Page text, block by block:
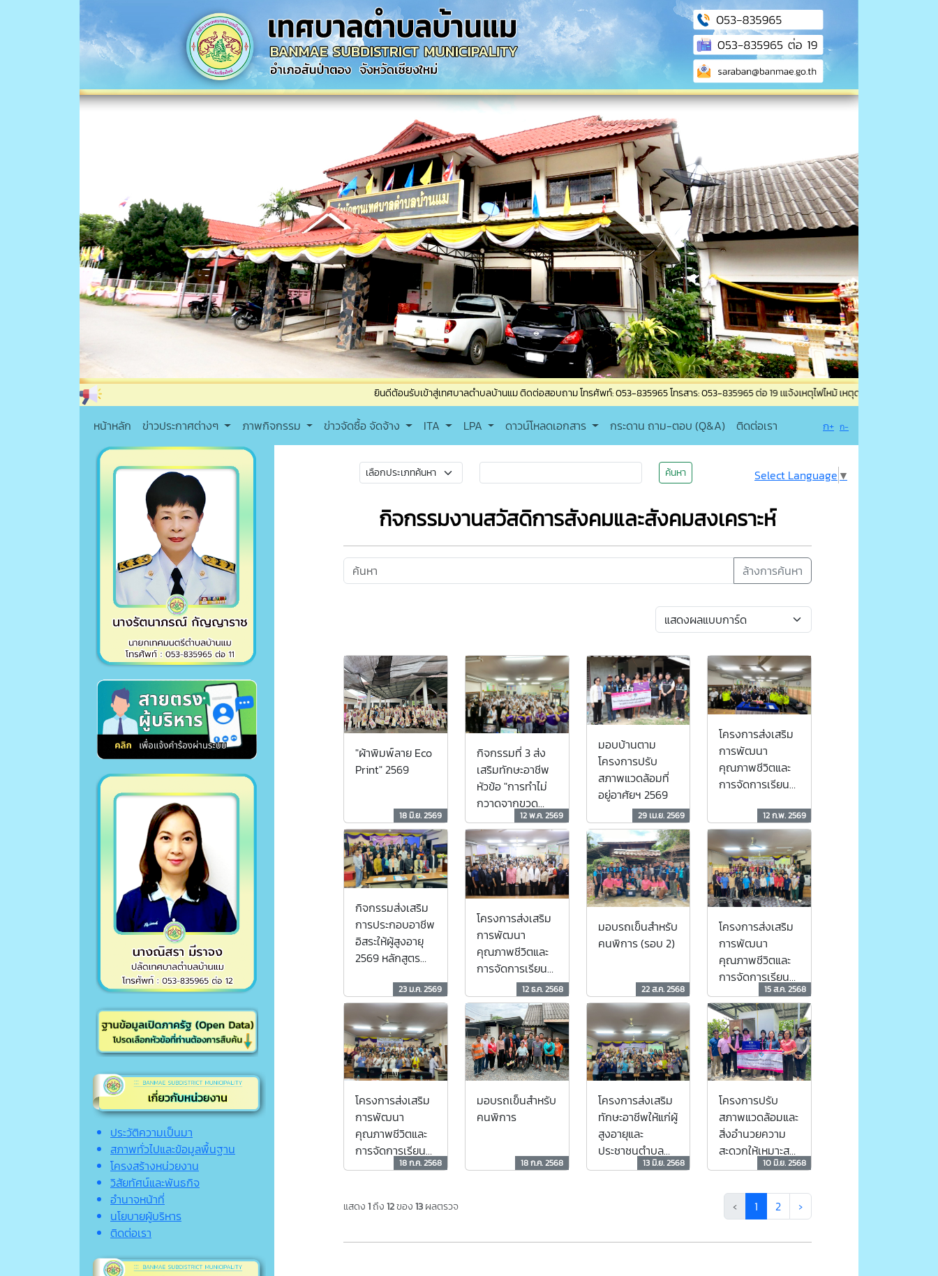
ยินดีต้อนรับเข้าสู่เทศบาลตำบลบ้านแม ติดต่อสอบถาม โทรศัพท์: 053-835965 โทรสาร: 053-835965 ต่อ 19 เแจ้งเหตุไฟไหม้ เหตุด่วน-เหตุร้าย โทร. 053-835205 หรื
หน้าหลัก ข่าวประกาศต่างๆ ภาพกิจกรรม ข่าวจัดซื้อ จัดจ้าง ITA LPA ดาวน์โหลดเอกสาร กระดาน ถาม-ตอบ (Q&A) ติดต่อเรา ก+ ก-
ประวัติความเป็นมา
สภาพทั่วไปและข้อมูลพื้นฐาน
โครงสร้างหน่วยงาน
วิสัยทัศน์และพันธกิจ
อำนาจหน้าที่
นโยบายผู้บริหาร
ติดต่อเรา
ค้นหา Select Language ▼
กิจกรรมงานสวัสดิการสังคมและสังคมสงเคราะห์
ล้างการค้นหา
"ผ้าพิมพ์ลาย Eco
Print" 2569
18 มิ.ย. 2569
กิจกรรมที่ 3 ส่ง
เสริมทักษะอาชีพ
หัวข้อ "การทำไม่
กวาดจากขวด
พลาสติก" รร.ผู้สูง
อายุ
12 พ.ค. 2569
มอบบ้านตาม
โครงการปรับ
สภาพแวดล้อมที่
อยู่อาศัยฯ 2569
29 เม.ย. 2569
โครงการส่งเสริม
การพัฒนา
คุณภาพชีวิตและ
การจัดการเรียนรู้
สูงอายุ กิจกรรมที่
2/2569
12 ก.พ. 2569
กิจกรรมส่งเสริม
การประกอบอาชีพ
อิสระให้ผู้สูงอายุ
2569 หลักสูตร
ถ่านไบโอชาร์"23 ม.ค. 2569
โครงการส่งเสริม
การพัฒนา
คุณภาพชีวิตและ
การจัดการเรียนรู้
ตลอดชีวิตของผู้
สูงอายุ กิจกรรมที่
1/2569
12 ธ.ค. 2568
มอบรถเข็นสำหรับ
คนพิการ (รอบ 2)
22 ส.ค. 2568
โครงการส่งเสริม
การพัฒนา
คุณภาพชีวิตและ
การจัดการเรียนรู้
ตลอดชีวิตของผู้
สูงอายุ 2568 ครั้ง
ที่ 4
15 ส.ค. 2568
โครงการส่งเสริม
การพัฒนา
คุณภาพชีวิตและ
การจัดการเรียนรู้
ตลอดชีวิตของผู้
การดูแลสุขภาพ
18 ก.ค. 2568
มอบรถเข็นสำหรับ
คนพิการ
18 ก.ค. 2568
โครงการส่งเสริม
ทักษะอาชีพให้แก่ผู้
สูงอายุและ
ประชาชนตำบล
บ้านแม 256813 มิ.ย. 2568
โครงการปรับ
สภาพแวดล้อมและ
สิ่งอำนวยความ
สะดวกให้เหมาะสม
และปลอดภัย10 มิ.ย. 2568
แสดง1ถึง12ของ13ผลตรวจ ‹ 1 2 ›